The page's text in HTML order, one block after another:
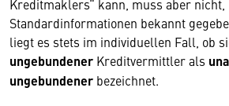
Kreditmaklers“ kann, muss aber nicht,
Standardinformationen bekannt
liegt es stets im individuellen Fall, ob
ungebundener Kreditvermittler als
ungebundener bezeichnet.